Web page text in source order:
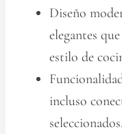
Diseño
elegantes
estilo de
incluso
seleccionados.